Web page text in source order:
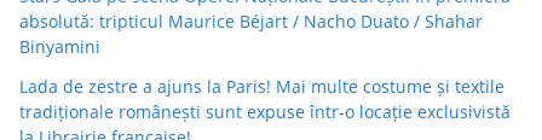
absolută: tripticul Maurice Béjart / Nacho Duato / Shahar
Binyamini
Lada de zestre a ajuns la Paris! Mai multe costume și textile
tradiționale românești sunt expuse într-o locație exclusivistă